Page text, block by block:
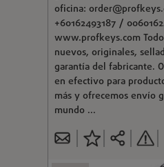
oficina:
+60162493187 /
www.profkeys.com
nuevos, originales,
garantía del fabricante.
en efectivo para
más y ofrecemos envío
mundo ...